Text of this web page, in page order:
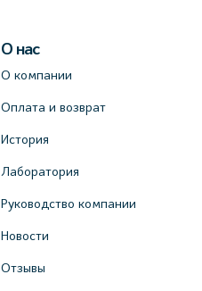
О нас
О компании
Оплата и возврат
История
Лаборатория
Руководство компании
Новости
Отзывы